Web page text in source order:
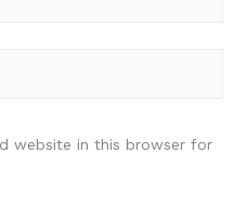
website in this browser for